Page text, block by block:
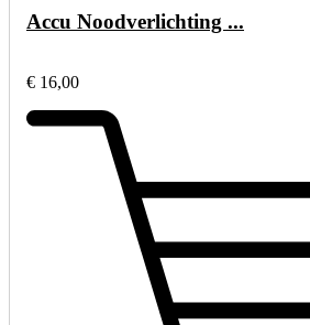
Accu Noodverlichting ...
€ 16,00